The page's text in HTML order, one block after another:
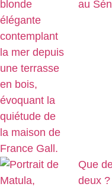
au
Que
deux ?